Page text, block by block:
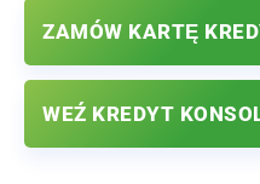
ZAMÓW KARTĘ
WEŹ KREDYT